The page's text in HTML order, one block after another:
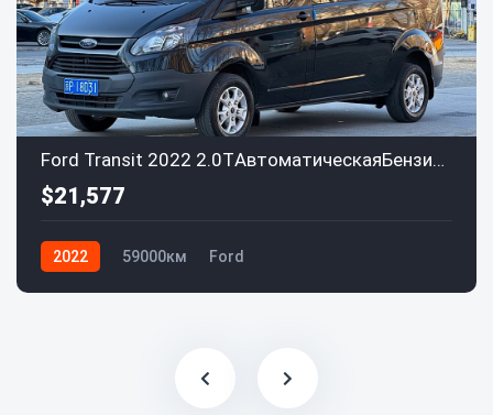
Ford Transit 2022 2.0TАвтоматическаяБензиновый10-12 Euro VI
$21,577
2022 59000км Ford